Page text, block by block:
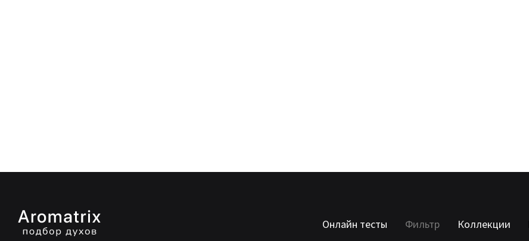
Онлайн тесты Фильтр Коллекции